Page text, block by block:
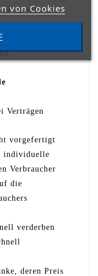
auf einen
und
Verträgen
vorgefertigt
individuelle
Verbraucher
die
verderben
deren Preis
von Cookies